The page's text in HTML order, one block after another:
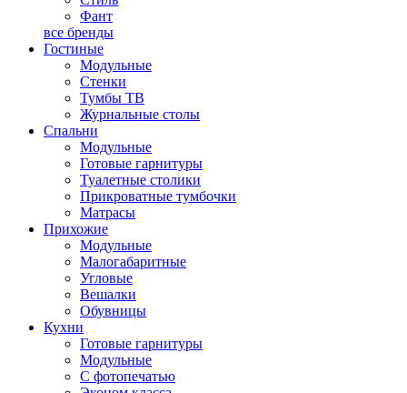
Фант
все бренды
Гостиные
Модульные
Стенки
Тумбы ТВ
Журнальные столы
Спальни
Модульные
Готовые гарнитуры
Туалетные столики
Прикроватные тумбочки
Матрасы
Прихожие
Модульные
Малогабаритные
Угловые
Вешалки
Обувницы
Кухни
Готовые гарнитуры
Модульные
С фотопечатью